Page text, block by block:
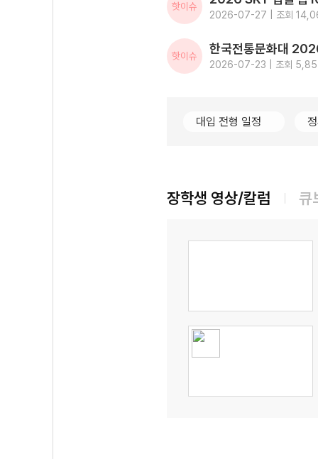
핫이슈
2026-07-27 | 조회
핫이슈
2026-07-23 | 조회
대입 전형 일정
장학생 영상/칼럼 큐